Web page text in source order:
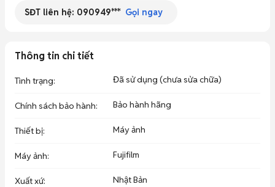
SĐT liên hệ: 090949*** Gọi ngay
Thông tin chi tiết
Tình trạng: Đã sử dụng (chưa sửa chữa)
Chính sách bảo hành: Bảo hành hãng
Thiết bị: Máy ảnh
Máy ảnh: Fujifilm
Xuất xứ: Nhật Bản